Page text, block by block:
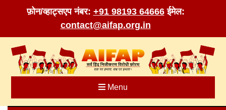
फ़ोन/व्हाट्सएप नंबर: +91 98193 64666 ईमेल:
contact@aifap.org.in
content
Menu